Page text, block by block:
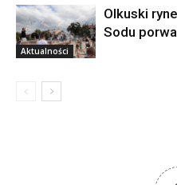
Aktualności
Olkuski
Sodu